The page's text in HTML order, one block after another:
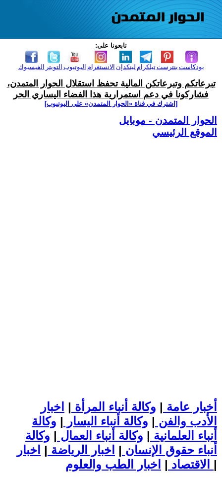
تابعونا على:
الفيسبوك التويتر اليوتيوب الانستغرام لينكدإن تيلكرامبنترست بودكاست
تبرعاتكم وتبرعاتكن المالية تحفظ استقلال الحوار المتمدن،
فشاركونا في دعم استمرارية هذا الفضاء اليساري الحر
[اشترك في قناة ‫«الحوار المتمدن» على اليوتيوب]
الحوار المتمدن - موبايل
الموقع الرئيسي
أخبار عامة | وكالة أنباء المرأة | اخبار
الأدب والفن | وكالة أنباء اليسار | وكالة
أنباء العلمانية | وكالة أنباء العمال | وكالة
أنباء حقوق الإنسان | اخبار الرياضة | اخبار
الاقتصاد | |